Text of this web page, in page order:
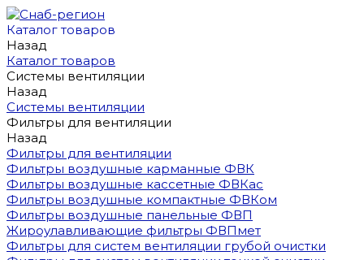
Каталог товаров
Назад
Каталог товаров
Системы вентиляции
Назад
Системы вентиляции
Фильтры для вентиляции
Назад
Фильтры для вентиляции
Фильтры воздушные карманные ФВК
Фильтры воздушные кассетные ФВКас
Фильтры воздушные компактные ФВКом
Фильтры воздушные панельные ФВП
Жироулавливающие фильтры ФВПмет
Фильтры для систем вентиляции грубой очистки